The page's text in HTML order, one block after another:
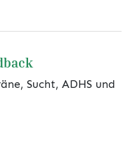
Sucht, ADHS und